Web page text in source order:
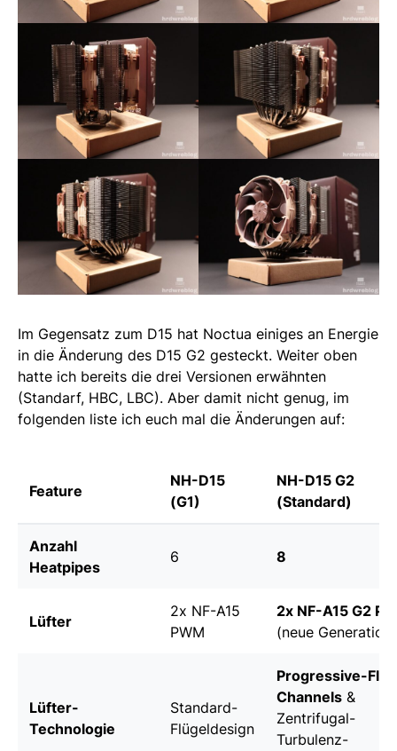
Im Gegensatz zum D15 hat Noctua einiges an Energie
in die Änderung des D15 G2 gesteckt. Weiter oben
hatte ich bereits die drei Versionen erwähnten
(Standarf, HBC, LBC). Aber damit nicht genug, im
folgenden liste ich euch mal die Änderungen auf:
Feature
NH-D15
(G1)
NH-D15 G2
(Standard)
Anzahl
Heatpipes
6 8
Lüfter
2x NF-A15
PWM
2x NF-A15 G2
(neue Generation)
Lüfter-
Technologie
Standard-
Flügeldesign
Progressive-
Channels &
Zentrifugal-
Turbulenz-